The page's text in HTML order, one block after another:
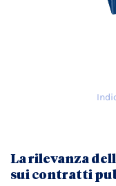
galleria
di
immagini
La rilevanza
sui contratti